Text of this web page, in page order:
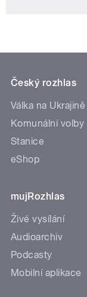
Český rozhlas
Válka na Ukrajině
Komunální volby
Stanice
eShop
mujRozhlas
Živé vysílání
Audioarchiv
Podcasty
Mobilní aplikace